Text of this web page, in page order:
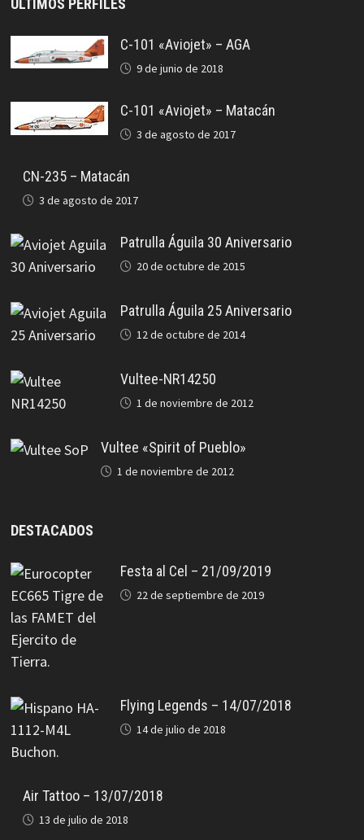
C-101 «Aviojet» – AGA
9 de junio de 2018
C-101 «Aviojet» – Matacán
3 de agosto de 2017
CN-235 – Matacán
3 de agosto de 2017
Patrulla Águila 30 Aniversario
20 de octubre de 2015
Patrulla Águila 25 Aniversario
12 de octubre de 2014
Vultee-NR14250
1 de noviembre de 2012
Vultee «Spirit of Pueblo»
1 de noviembre de 2012
DESTACADOS
Festa al Cel – 21/09/2019
22 de septiembre de 2019
Flying Legends – 14/07/2018
14 de julio de 2018
Air Tattoo – 13/07/2018
13 de julio de 2018